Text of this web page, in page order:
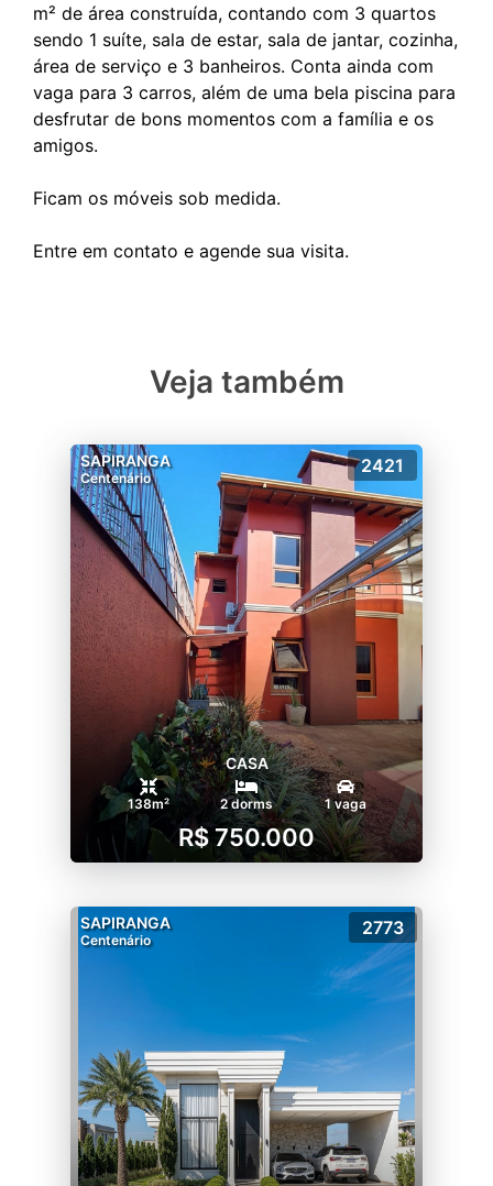
m² de área construída, contando com 3 quartos
sendo 1 suíte, sala de estar, sala de jantar, cozinha,
área de serviço e 3 banheiros. Conta ainda com
vaga para 3 carros, além de uma bela piscina para
desfrutar de bons momentos com a família e os
amigos.
Ficam os móveis sob medida.
Veja também
SAPIRANGA
Centenário
2421
CASA
138m² 2 dorms 1 vaga
R$ 750.000
SAPIRANGA
Centenário
2773